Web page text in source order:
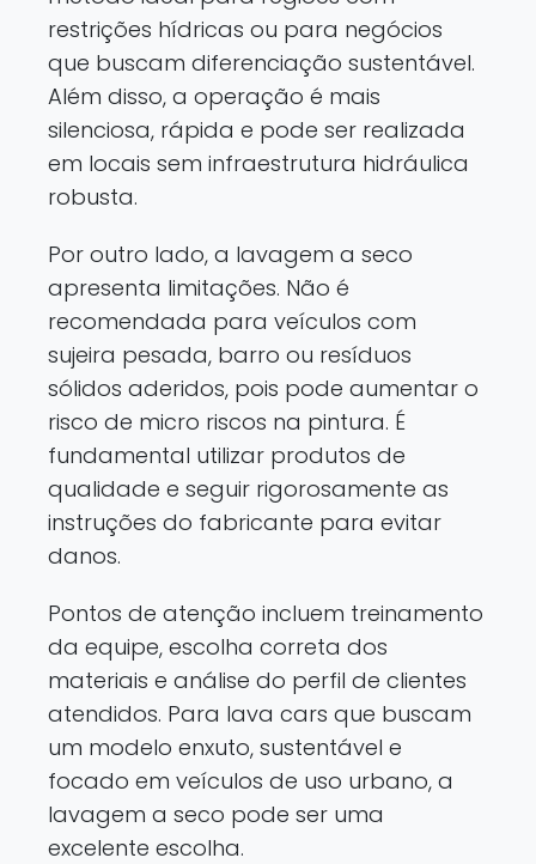
restrições hídricas ou para negócios
que buscam diferenciação sustentável.
Além disso, a operação é mais
silenciosa, rápida e pode ser realizada
em locais sem infraestrutura hidráulica
robusta.
Por outro lado, a lavagem a seco
apresenta limitações. Não é
recomendada para veículos com
sujeira pesada, barro ou resíduos
sólidos aderidos, pois pode aumentar o
risco de micro riscos na pintura. É
fundamental utilizar produtos de
qualidade e seguir rigorosamente as
instruções do fabricante para evitar
danos.
Pontos de atenção incluem treinamento
da equipe, escolha correta dos
materiais e análise do perfil de clientes
atendidos. Para lava cars que buscam
um modelo enxuto, sustentável e
focado em veículos de uso urbano, a
lavagem a seco pode ser uma
excelente escolha.